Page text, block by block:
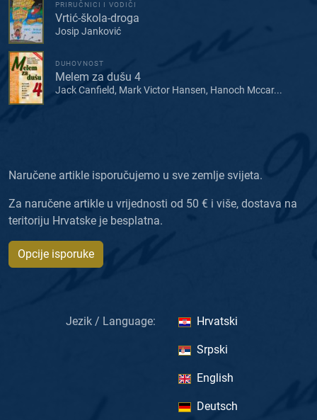
PRIRUČNICI I VODIČI
Vrtić-škola-droga
Josip Janković
DUHOVNOST
Melem za dušu 4
Jack Canfield, Mark Victor Hansen, Hanoch Mccar...
Naručene artikle isporučujemo u sve zemlje svijeta.
Za naručene artikle u vrijednosti od 50 € i više, dostava na
teritoriju Hrvatske je besplatna.
Opcije isporuke
Jezik / Language: Hrvatski
Srpski
English
Deutsch